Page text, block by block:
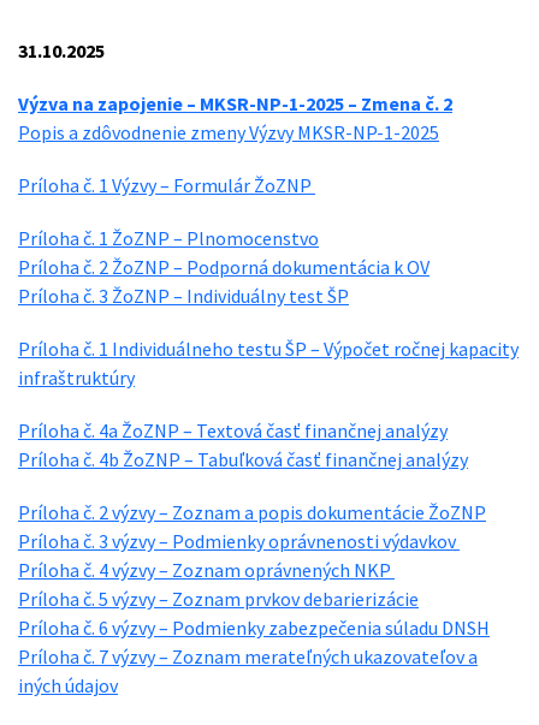
31.10.2025
Výzva na zapojenie – MKSR-NP-1-2025 – Zmena č. 2
Popis a zdôvodnenie zmeny Výzvy MKSR-NP-1-2025
Príloha č. 1 Výzvy – Formulár ŽoZNP
Príloha č. 1 ŽoZNP – Plnomocenstvo
Príloha č. 2 ŽoZNP – Podporná dokumentácia k OV
Príloha č. 3 ŽoZNP – Individuálny test ŠP
Príloha č. 1 Individuálneho testu ŠP – Výpočet ročnej kapacity
infraštruktúry
Príloha č. 4a ŽoZNP – Textová časť finančnej analýzy
Príloha č. 4b ŽoZNP – Tabuľková časť finančnej analýzy
Príloha č. 2 výzvy – Zoznam a popis dokumentácie ŽoZNP
Príloha č. 3 výzvy – Podmienky oprávnenosti výdavkov
Príloha č. 4 výzvy – Zoznam oprávnených NKP
Príloha č. 5 výzvy – Zoznam prvkov debarierizácie
Príloha č. 6 výzvy – Podmienky zabezpečenia súladu DNSH
Príloha č. 7 výzvy – Zoznam merateľných ukazovateľov a
iných údajov